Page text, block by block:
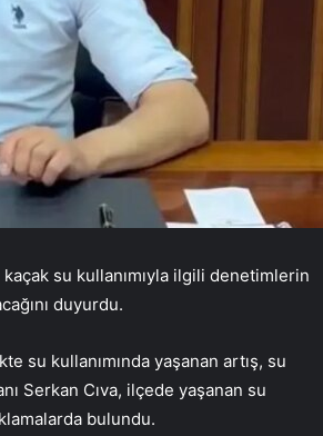
su kullanımıyla ilgili denetimlerin
duyurdu.
su kullanımında yaşanan artış, su
Serkan Cıva, ilçede yaşanan su
bulundu.